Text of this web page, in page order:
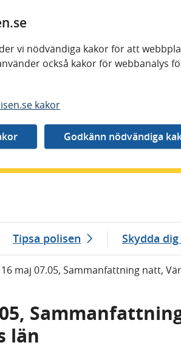
vi nödvändiga kakor för att
också kakor för webbanalys
kakor
Tipsa polisen Skydda
16 maj 07.05, Sammanfattning natt,
län